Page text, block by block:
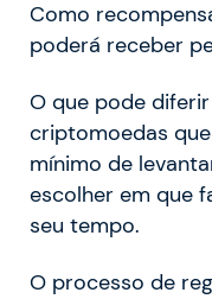
Como
poderá receber
O que pode
criptomoedas
mínimo de
escolher em que
seu tempo.
O processo de